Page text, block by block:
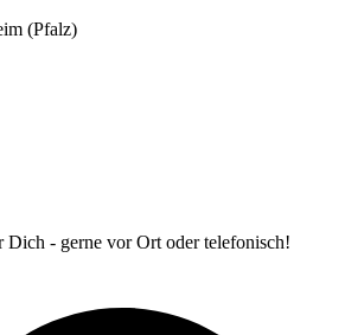
(Pfalz)
Dich - gerne vor Ort oder telefonisch!